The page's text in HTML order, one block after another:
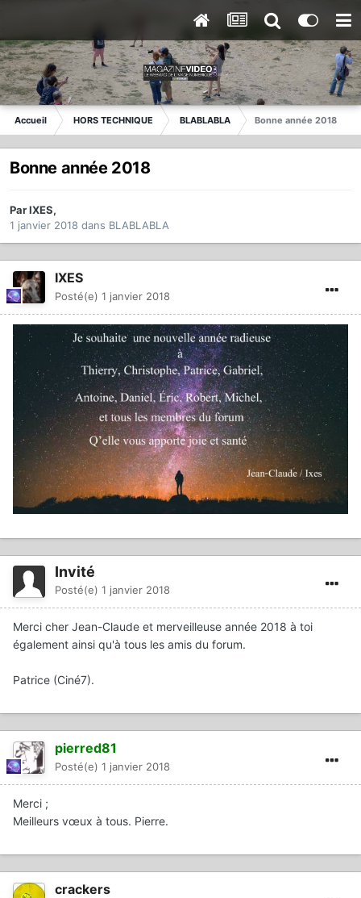
Accueil HORS TECHNIQUE BLABLABLA Bonne année 2018
Bonne année 2018
ParIXES,
1 janvier 2018 dans BLABLABLA
IXES
Posté(e) 1 janvier 2018
Invité
Posté(e) 1 janvier 2018
Merci cher Jean-Claude et merveilleuse année 2018 à toi
également ainsi qu'à tous les amis du forum.
Patrice (Ciné7).
pierred81
Posté(e) 1 janvier 2018
Merci ;
Meilleurs vœux à tous. Pierre.
crackers